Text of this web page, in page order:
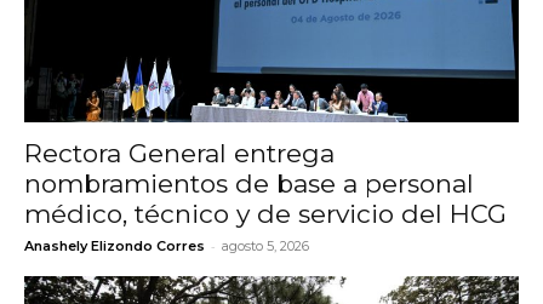
Rectora General entrega
nombramientos de base a personal
médico, técnico y de servicio del HCG
Anashely Elizondo Corres - agosto 5, 2026